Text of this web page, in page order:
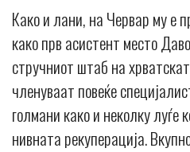
Како и лани, на Червар му е
како прв асистент место
стручниот штаб на
членуваат повеќе
голмани како и неколку луѓе
нивната рекуперација.